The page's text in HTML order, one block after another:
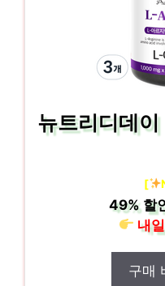
뉴트리디데
[
49%할
내
구매